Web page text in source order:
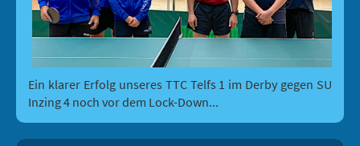
Ein klarer Erfolg unseres TTC Telfs 1 im Derby gegen SU
Inzing 4 noch vor dem Lock-Down...